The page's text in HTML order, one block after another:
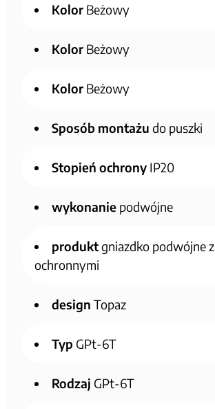
Kolor Beżowy
Kolor Beżowy
Kolor Beżowy
Sposób montażu do puszki
Stopień ochrony IP20
wykonanie podwójne
produktgniazdko podwójne
ochronnymi
design Topaz
Typ GPt-6T
Rodzaj GPt-6T